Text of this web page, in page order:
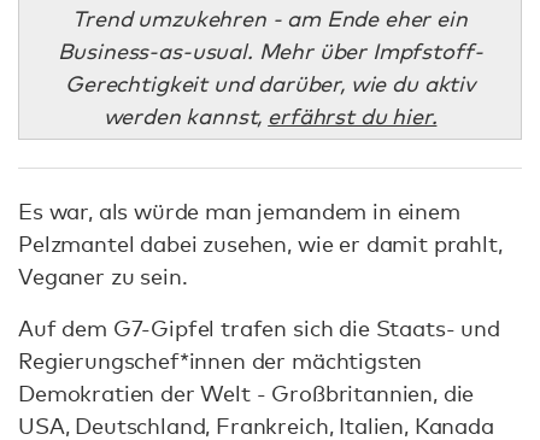
Trend umzukehren - am Ende eher ein
Business-as-usual. Mehr über Impfstoff-
Gerechtigkeit und darüber, wie du aktiv
werden kannst, erfährst du hier.
Es war, als würde man jemandem in einem
Pelzmantel dabei zusehen, wie er damit prahlt,
Veganer zu sein.
Auf dem G7-Gipfel trafen sich die Staats- und
Regierungschef*innen der mächtigsten
Demokratien der Welt - Großbritannien, die
USA, Deutschland, Frankreich, Italien, Kanada